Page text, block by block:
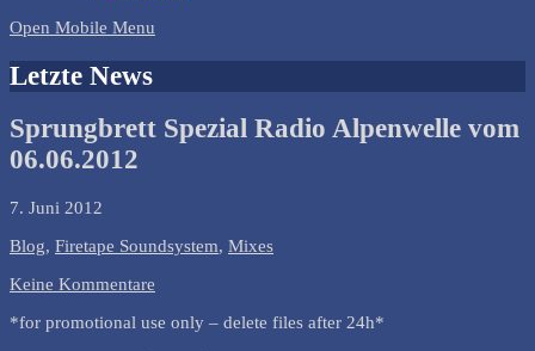
Open Mobile Menu
Letzte News
Sprungbrett Spezial Radio Alpenwelle vom
06.06.2012
7. Juni 2012
Blog, Firetape Soundsystem, Mixes
Keine Kommentare
*for promotional use only – delete files after 24h*